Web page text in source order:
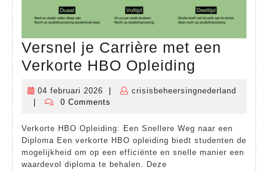
Versnel je Carrière met een
Verkorte HBO Opleiding
Carrière
een
Verkorte
04 februari 2026
04
februari
crisisbeheersingnederland
crisisbeheersingnederland
0 Comments
Verkorte HBO Opleiding: Een Snellere Weg naar een
Diploma Een verkorte HBO opleiding biedt studenten de
mogelijkheid om op een efficiënte en snelle manier een
waardevol diploma te behalen. Deze